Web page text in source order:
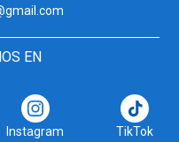
EN
Instagram TikTok